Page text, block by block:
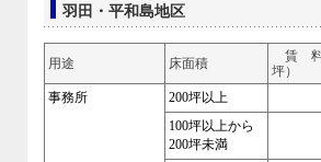
羽田・平和島地区
用途 床面積
賃 料
坪）
事務所
200坪以上
100坪以上から
200坪未満